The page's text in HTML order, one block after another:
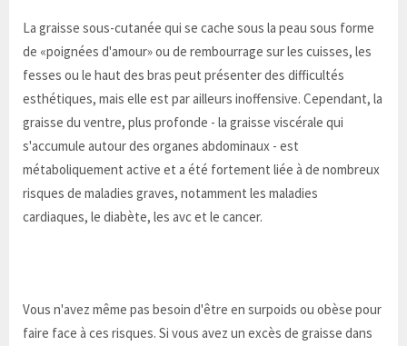
La graisse sous-cutanée qui se cache sous la peau sous forme
de «poignées d'amour» ou de rembourrage sur les cuisses, les
fesses ou le haut des bras peut présenter des difficultés
esthétiques, mais elle est par ailleurs inoffensive. Cependant, la
graisse du ventre, plus profonde - la graisse viscérale qui
s'accumule autour des organes abdominaux - est
métaboliquement active et a été fortement liée à de nombreux
risques de maladies graves, notamment les maladies
cardiaques, le diabète, les avc et le cancer.
Vous n'avez même pas besoin d'être en surpoids ou obèse pour
faire face à ces risques. Si vous avez un excès de graisse dans